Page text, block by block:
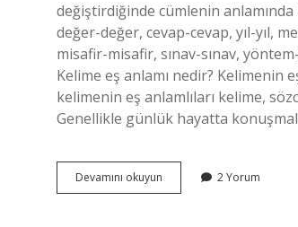
değiştirdiğinde cümlenin
değer-değer, cevap-cevap, yıl-yıl,
misafir-misafir, sınav-sınav,
Kelime eş anlamı nedir? Kelimenin
kelimenin eş anlamlıları kelime,
Genellikle günlük hayatta
Devamını okuyun
Anlamlı
2 Yorum